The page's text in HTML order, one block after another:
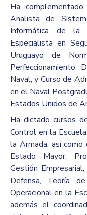
Ha
Analista de
Informática de la
Especialista en
Uruguayo de
Perfeccionamiento
Naval; y Curso de
en el Naval
Estados Unidos de
Ha dictado cursos
Control en la
la Armada, así como
Estado Mayor,
Gestión
Defensa, Teoría
Operacional en la
además el